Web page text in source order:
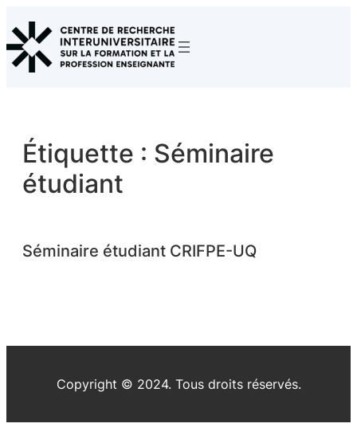
au
contenu
Étiquette : Séminaire
étudiant
Séminaire étudiant CRIFPE-UQ
Copyright © 2024. Tous droits réservés.